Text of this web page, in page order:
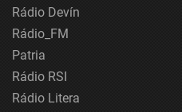
Rádio Devín
Rádio_FM
Patria
Rádio RSI
Rádio Litera